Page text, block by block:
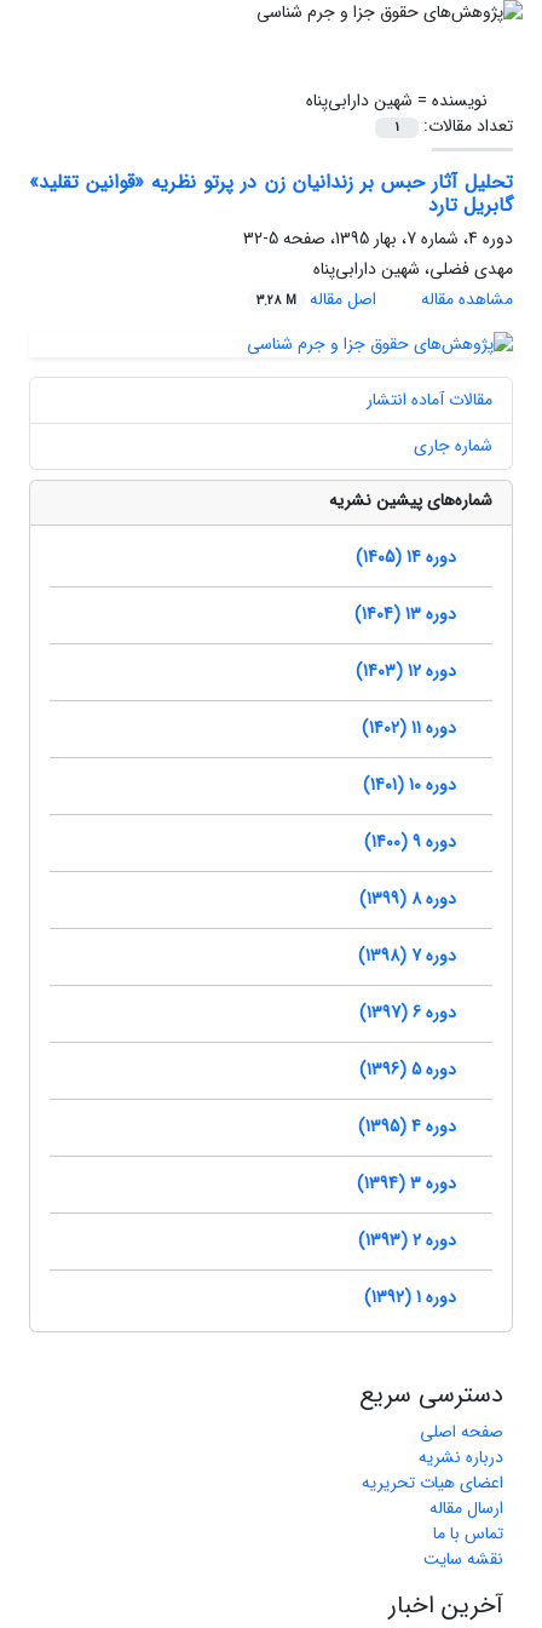
نویسنده = شهین دارابی‌پناه
تعداد مقالات:
1
تحلیل آثار حبس بر زندانیان زن در پرتو نظریه «قوانین تقلید»
گابریل تارد
دوره 4، شماره 7، بهار 1395، صفحه
5-32
مهدی فضلی، شهین دارابی‌پناه
مشاهده مقاله
اصل مقاله 3.28 M
مقالات آماده انتشار
شماره جاری
شماره‌های پیشین نشریه
دوره 14 (1405)
دوره 13 (1404)
دوره 12 (1403)
دوره 11 (1402)
دوره 10 (1401)
دوره 9 (1400)
دوره 8 (1399)
دوره 7 (1398)
دوره 6 (1397)
دوره 5 (1396)
دوره 4 (1395)
دوره 3 (1394)
دوره 2 (1393)
دوره 1 (1392)
دسترسی سریع
صفحه اصلی
درباره نشریه
اعضای هیات تحریریه
ارسال مقاله
تماس با ما
نقشه سایت
آخرین اخبار